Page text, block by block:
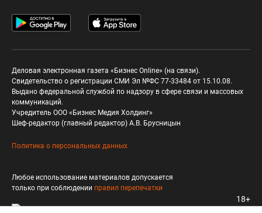
Деловая электронная газета «Бизнес Online» (на связи).
Свидетельство о регистрации СМИ Эл №ФС 77-33484 от 15.10.08.
Выдано федеральной службой по надзору в сфере связи и массовых
коммуникаций.
Учредитель ООО «Бизнес Медия Холдинг»
Шеф-редактор (главный редактор) А.В. Брусницын
Политика о персональных данных
Любое использование материалов допускается
только при соблюдении правил перепечатки
18+